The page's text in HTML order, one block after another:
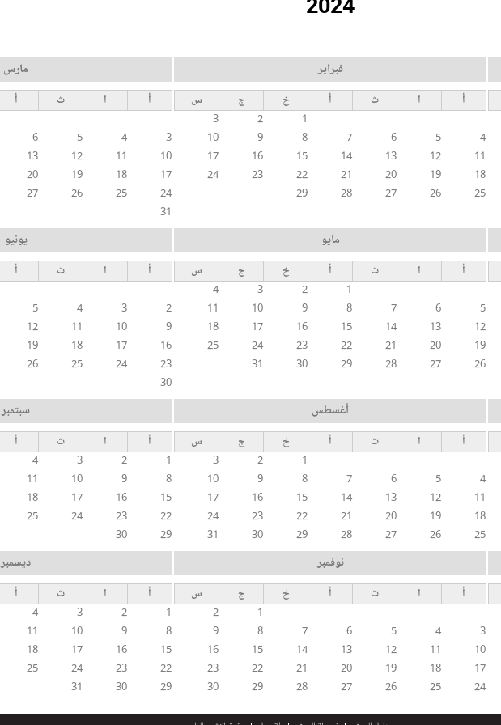
فبراير
أ ا ث أ خ ج
س
1
2
3
4
5
6
7
8
9
10
11
12
13
14
15
16
17
18
19
20
21
22
23
24
25
26
27
28
29
مارس
أ ا ث أ
3
4
5
6
10
11
12
13
17
18
19
20
24
25
26
27
31
مايو
أ ا ث أ خ ج
س
1
2
3
4
5
6
7
8
9
10
11
12
13
14
15
16
17
18
19
20
21
22
23
24
25
26
27
28
29
30
31
يونيو
أ ا ث أ
2
3
4
5
9
10
11
12
16
17
18
19
23
24
25
26
30
أغسطس
أ ا ث أ خ ج
س
1
2
3
4
5
6
7
8
9
10
11
12
13
14
15
16
17
18
19
20
21
22
23
24
25
26
27
28
29
30
31
سبتمبر
أ ا ث أ
1
2
3
4
8
9
10
11
15
16
17
18
22
23
24
25
29
30
نوفمبر
أ ا ث أ خ ج
س
1
2
3
4
5
6
7
8
9
10
11
12
13
14
15
16
17
18
19
20
21
22
23
24
25
26
27
28
29
30
ديسمبر
أ ا ث أ
1
2
3
4
8
9
10
11
15
16
17
18
22
23
24
25
29
30
31